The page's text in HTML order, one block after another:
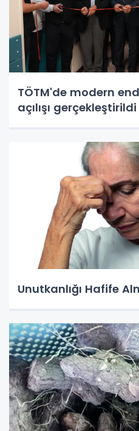
TÖTM'de modern
açılışı gerçekleştirildi
Unutkanlığı Hafife